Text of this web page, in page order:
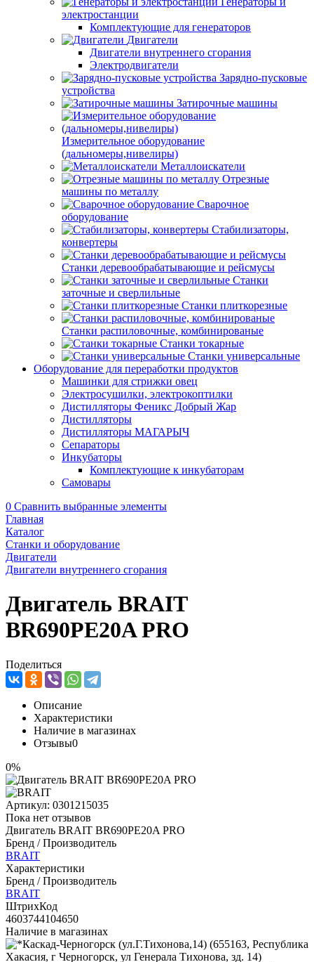
электростанции
Комплектующие для генераторов
Двигатели
Двигатели внутреннего сгорания
Электродвигатели
Зарядно-пусковые
устройства
Затирочные машины
Измерительное оборудование
(дальномеры,нивелиры)
Металлоискатели
Отрезные
машины по металлу
Сварочное
оборудование
Стабилизаторы,
конвертеры
Станки деревообрабатывающие и рейсмусы
Станки
заточные и сверлильные
Станки плиткорезные
Станки распиловочные, комбинированые
Станки токарные
Станки универсальные
Оборудование для переработки продуктов
Машинки для стрижки овец
Электросушилки, электрокоптилки
Дистилляторы Феникс Добрый Жар
Дистилляторы
Дистилляторы МАГАРЫЧ
Сепараторы
Инкубаторы
Комплектующие к инкубаторам
Самовары
0 Сравнить выбранные элементы
Главная
Каталог
Станки и оборудование
Двигатели
Двигатели внутреннего сгорания
Двигатель BRAIT
BR690PE20A PRO
Поделиться
Описание
Характеристики
Наличие в магазинах
Отзывы0
0%
Артикул: 0301215035
Пока нет отзывов
Двигатель BRAIT BR690PE20A PRO
Бренд / Производитель
BRAIT
Характеристики
Бренд / Производитель
BRAIT
ШтрихКод
4603744104650
Наличие в магазинах